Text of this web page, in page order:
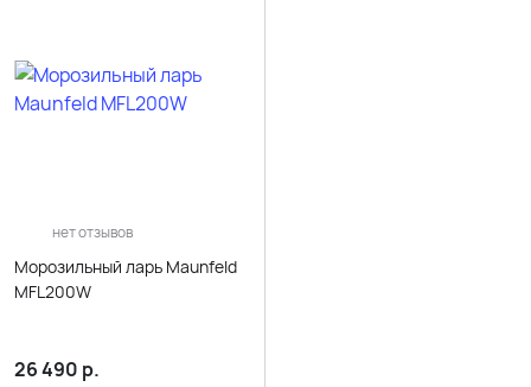
нет отзывов
Морозильный ларь Maunfeld
MFL200W
26 490 р.